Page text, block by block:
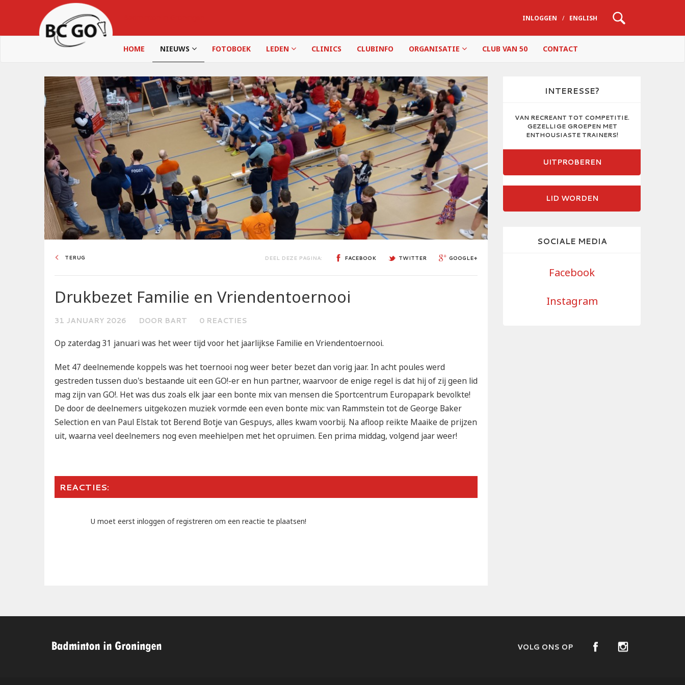
INLOGGEN / ENGLISH
HOME NIEUWS FOTOBOEK LEDEN CLINICS CLUBINFO ORGANISATIE CLUB VAN 50 CONTACT
TERUG DEEL DEZE PAGINA: FACEBOOK TWITTER GOOGLE+
Drukbezet Familie en Vriendentoernooi
31 JANUARY 2026 DOOR BART 0 REACTIES
Op zaterdag 31 januari was het weer tijd voor het jaarlijkse Familie en Vriendentoernooi.
Met 47 deelnemende koppels was het toernooi nog weer beter bezet dan vorig jaar. In acht poules werd
gestreden tussen duo's bestaande uit een GO!-er en hun partner, waarvoor de enige regel is dat hij of zij geen lid
mag zijn van GO!. Het was dus zoals elk jaar een bonte mix van mensen die Sportcentrum Europapark bevolkte!
De door de deelnemers uitgekozen muziek vormde een even bonte mix: van Rammstein tot de George Baker
Selection en van Paul Elstak tot Berend Botje van Gespuys, alles kwam voorbij. Na afloop reikte Maaike de prijzen
uit, waarna veel deelnemers nog even meehielpen met het opruimen. Een prima middag, volgend jaar weer!
REACTIES:
U moet eerst inloggen of registreren om een reactie te plaatsen!
INTERESSE?
VAN RECREANT TOT COMPETITIE.
GEZELLIGE GROEPEN MET
ENTHOUSIASTE TRAINERS!
UITPROBEREN
LID WORDEN
SOCIALE MEDIA
Facebook
Instagram
VOLG ONS OP